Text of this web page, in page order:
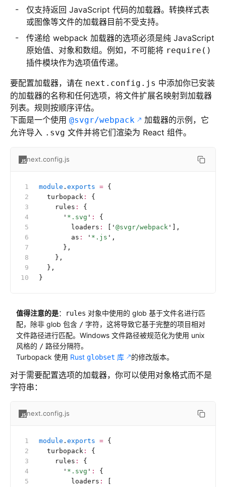
仅支持返回 JavaScript 代码的加载器。转换样式表
或图像等文件的加载器目前不受支持。
传递给 webpack 加载器的选项必须是纯 JavaScript
原始值、对象和数组。例如，不可能将 require()
插件模块作为选项值传递。
要配置加载器，请在 next.config.js 中添加你已安装
的加载器的名称和任何选项，将文件扩展名映射到加载器
列表。规则按顺序评估。
下面是一个使用 @svgr/webpack
加载器的示例，它
允许导入 .svg 文件并将它们渲染为 React 组件。
next.config.js
module . exports = {
  turbopack
:
{
    rules
:
{
      '
*.svg ' :
{
        loaders
: ' @svgr/webpack '
],
        as
: ' *.js ' ,
      },
    },
  },
}
值得注意的是： rules 对象中使用的 glob 基于文件名进行匹
配，除非 glob 包含 / 字符，这将导致它基于完整的项目相对
文件路径进行匹配。Windows 文件路径被规范化为使用 unix
风格的 / 路径分隔符。
Turbopack 使用 Rust globset 库 的修改版本。
对于需要配置选项的加载器，你可以使用对象格式而不是
字符串：
next.config.js
module . exports = {
  turbopack
:
{
    rules
:
{
      '
*.svg ' :
{
        loaders
: